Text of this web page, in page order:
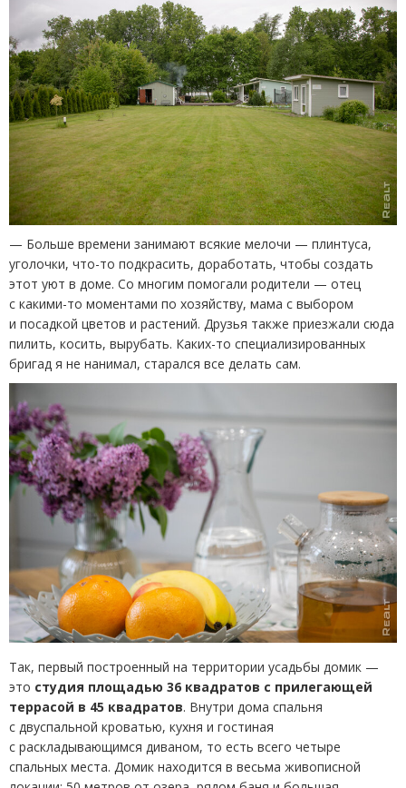
— Больше времени занимают всякие мелочи — плинтуса,
уголочки, что-то подкрасить, доработать, чтобы создать
этот уют в доме. Со многим помогали родители — отец
с какими-то моментами по хозяйству, мама с выбором
и посадкой цветов и растений. Друзья также приезжали сюда
пилить, косить, вырубать. Каких-то специализированных
бригад я не нанимал, старался все делать сам.
Так, первый построенный на территории усадьбы домик —
это студия площадью 36 квадратов с прилегающей
террасой в 45 квадратов. Внутри дома спальня
с двуспальной кроватью, кухня и гостиная
с раскладывающимся диваном, то есть всего четыре
спальных места. Домик находится в весьма живописной